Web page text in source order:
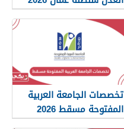
تخصصات الجامعة العربية
المفتوحة مسقط 2026